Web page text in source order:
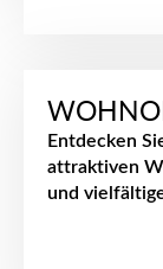
Entdecken
attraktiven
und